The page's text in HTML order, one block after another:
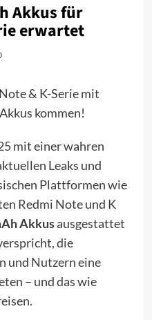
Akkus für
erwartet
& K-Serie mit
kommen!
mit einer wahren
Leaks und
Plattformen wie
Redmi Note und K
Akkusausgestattet
die
und Nutzern eine
– und das wie